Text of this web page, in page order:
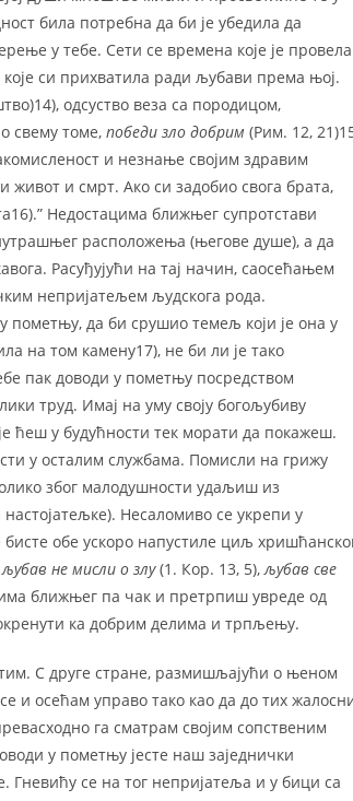
била потребна да би је убедила да
у тебе. Сети се времена које је
које си прихватила ради љубави према њој.
одсуство веза са породицом,
свему томе, победи зло добрим (Рим. 12,
и незнање својим здравим
живот и смрт. Ако си задобио свога брата,
Недостацима ближњег супротстави
расположења (његове душе), а да
Расуђујући на тај начин, саосећањем
непријатељем људскога рода.
пометњу, да би срушио темељ који је она у
на том камену17), не би ли је тако
пак доводи у пометњу посредством
труд. Имај на уму своју богољубиву
ћеш у будућности тек морати да покажеш.
у осталим службама. Помисли на грижу
због малодушности удаљиш из
Несаломиво се укрепи у
обе ускоро напустиле циљ
љубав не мисли о злу(1. Кор. 13, 5),љубав све
ближњег па чак и претрпиш увреде од
ка добрим делима и трпљењу.
С друге стране, размишљајући о њеном
и осећам управо тако као да до тих
га сматрам својим сопственим
у пометњу јесте наш заједнички
Гневићу се на тог непријатеља и у бици са